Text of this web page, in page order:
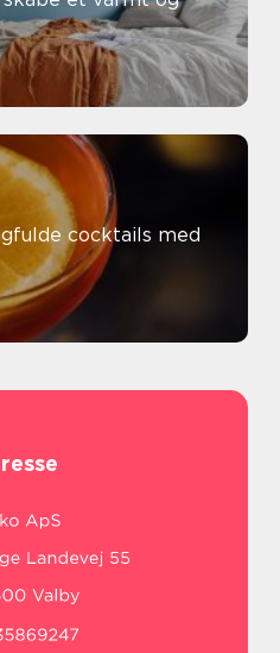
cocktails med